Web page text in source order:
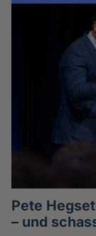
Pete
– und